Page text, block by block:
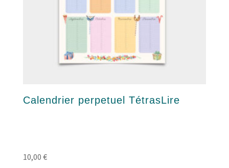
Calendrier perpetuel TétrasLire
10,00 €